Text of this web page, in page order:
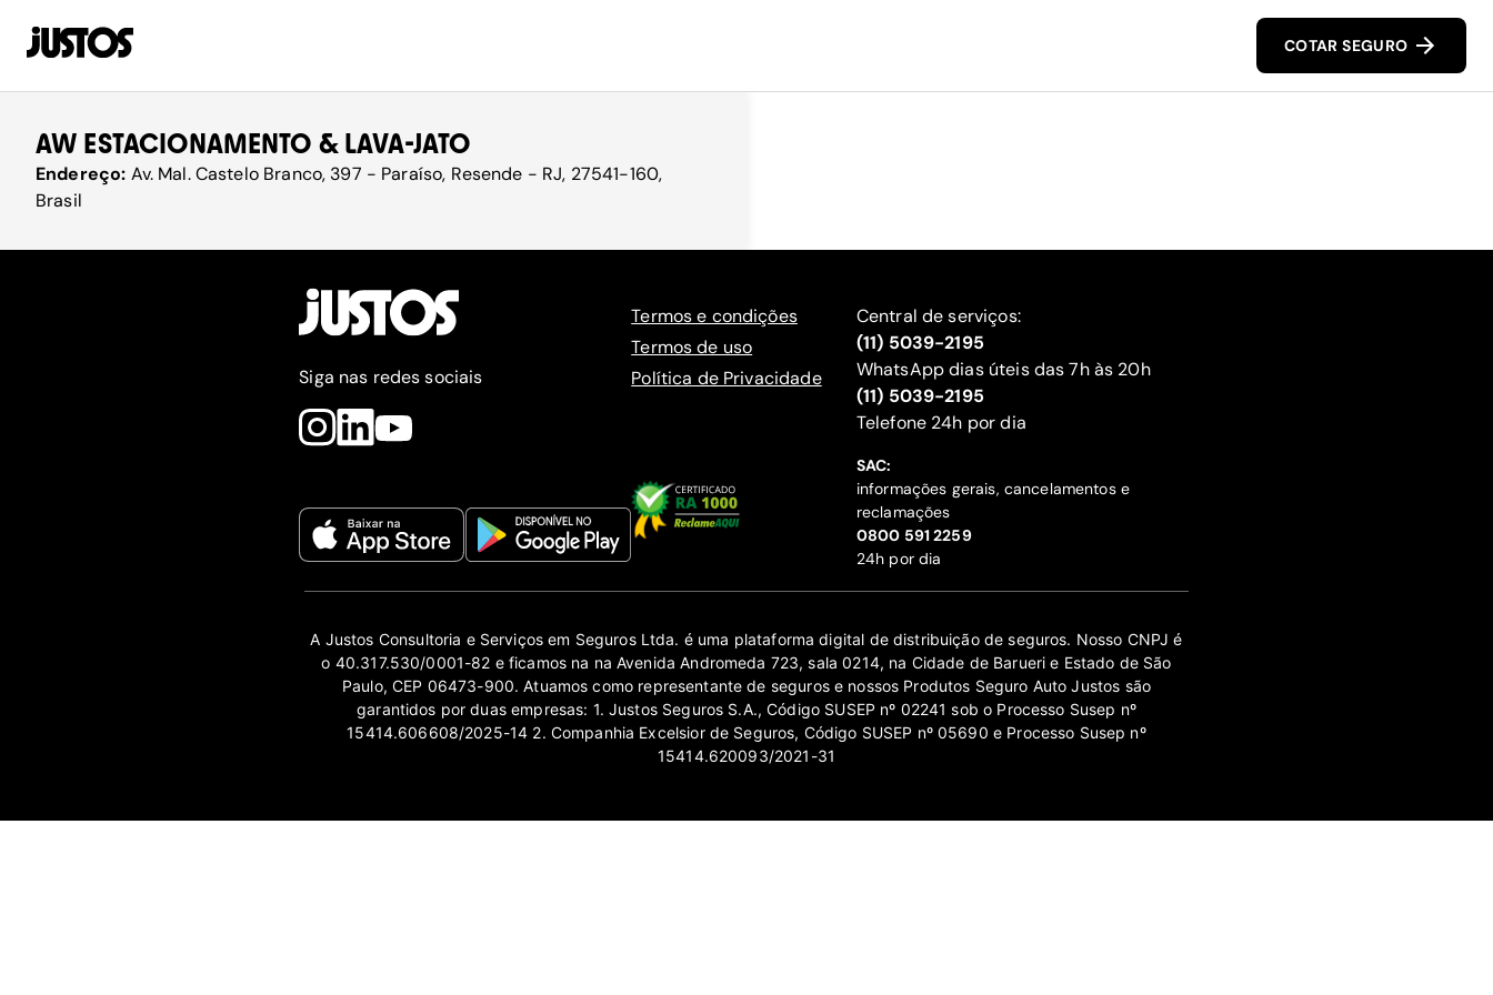
COTAR SEGURO
AW ESTACIONAMENTO & LAVA-JATO
Endereço: Av. Mal. Castelo Branco, 397 - Paraíso, Resende - RJ, 27541-160,
Brasil
Siga nas redes sociais
Termos e condições
Termos de uso
Política de Privacidade
Central de serviços:
(11) 5039-2195
WhatsApp dias úteis das 7h às 20h
(11) 5039-2195
‍Telefone 24h por dia
SAC:
informações gerais, cancelamentos e
reclamações
‍0800 591 2259
24h por dia
A Justos Consultoria e Serviços em Seguros Ltda. é uma plataforma digital de distribuição de seguros. Nosso CNPJ é
o 40.317.530/0001-82 e ficamos na na Avenida Andromeda 723, sala 0214, na Cidade de Barueri e Estado de São
Paulo, CEP 06473-900. Atuamos como representante de seguros e nossos Produtos Seguro Auto Justos são
garantidos por duas empresas: 1. Justos Seguros S.A., Código SUSEP nº 02241 sob o Processo Susep nº
15414.606608/2025-14 2. Companhia Excelsior de Seguros, Código SUSEP nº 05690 e Processo Susep nº
15414.620093/2021-31